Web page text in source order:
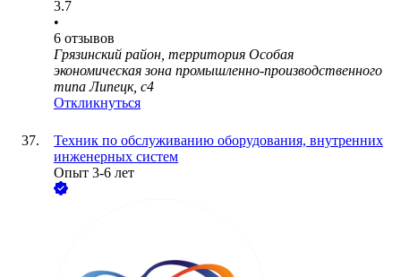
3.7
•
6 отзывов
Грязинский район, территория Особая
экономическая зона промышленно-производственного
типа Липецк, с4
Откликнуться
Техник по обслуживанию оборудования, внутренних
инженерных систем
Опыт 3-6 лет